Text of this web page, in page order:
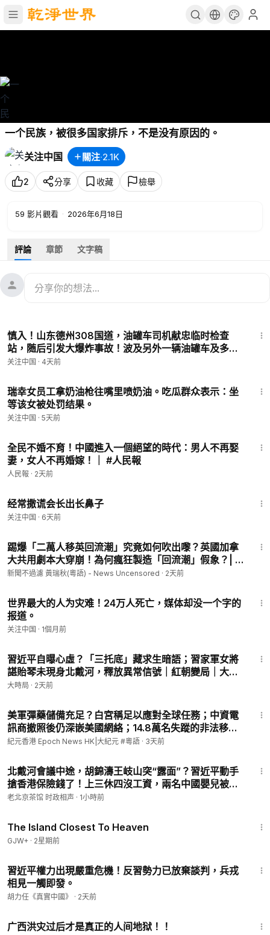
一个民族，被很多国家排斥，不是没有原因的。
关注中国
關注·2.1K
2 分享 收藏 檢舉
59 影片觀看 · 2026年6月18日
評論 章節 文字稿
慎入！山东德州308国道，油罐车司机献忠临时检查
站，随后引发大爆炸事故！波及另外一辆油罐车及多辆
车，罚款的警察被献五个！目前国内网上流传的相关视
关注中国 · 4天前
瑞幸女员工拿奶油枪往嘴里喷奶油。吃瓜群众表示：坐
等该女被处罚结果。
关注中国 · 5天前
全民不婚不育！中國進入一個絕望的時代：男人不再娶
妻，女人不再婚嫁！｜ #人民報
人民報 · 2天前
经常撒谎会长出长鼻子
关注中国 · 6天前
踢爆「二萬人移英回流潮」究竟如何吹出嚟？英國加拿
大共用劇本大穿崩！為何瘋狂製造「回流潮」假象？| #
粵語頻道 【#新聞不過濾】黃瑞秋 8.7
新聞不過濾 黃瑞秋(粵語) - News Uncensored · 2天前
世界最大的人为灾难！24万人死亡，媒体却没一个字的
报道。
关注中国 · 1個月前
習近平自曝心虛？「三托底」藏求生暗語；習家軍女將
諶貽琴未現身北戴河，釋放異常信號｜紅朝變局｜大時
局
大時局 · 2天前
美軍彈藥儲備充足？白宮稱足以應對全球任務；中資電
訊商撤照後仍深嵌美國網絡；14.8萬名失蹤的非法移民
兒童被特朗普政府找到；AI自動生成假身份，欺騙真人
紀元香港 Epoch News HK|大紀元 #粵語 · 3天前
北戴河會議中途，胡錦濤王岐山突“露面”？習近平動手
搶香港保險錢了！上三休四沒工資，兩名中國嬰兒被基
因編輯奪命！（老北京茶館/第1709集/2026/08/08）
老北京茶馆 时政相声 · 1小時前
The Island Closest To Heaven
GJW+ · 2星期前
習近平權力出現嚴重危機！反習勢力已放棄談判，兵戎
相見一觸即發。
胡力任《真實中國》 · 2天前
广西洪灾过后才是真正的人间地狱！！